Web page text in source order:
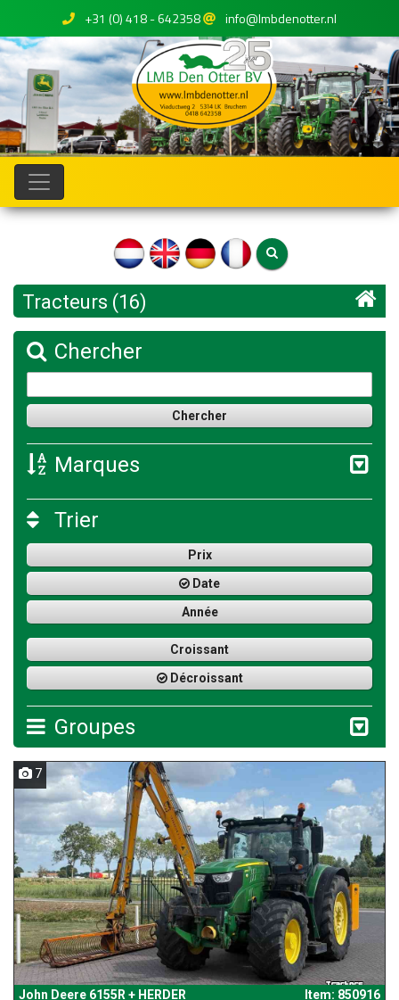
+31 (0) 418 - 642358 info@lmbdenotter.nl
Tracteurs (16)
Chercher
Marques
Trier
Prix
Date
Année
Croissant
Décroissant
Groupes
7
John Deere 6155R + HERDER
Item: 850916